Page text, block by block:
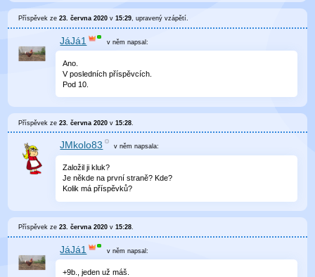
Příspěvek ze23. června 2020 v15:29, upravenývzápětí.
JáJá1 v něm napsal:
Ano.
V posledních příspěvcích.
Pod 10.
Příspěvek ze23. června 2020 v15:28
JMkolo83 v němnapsala:
Založil ji kluk?
Je někde na první straně? Kde?
Kolik má příspěvků?
Příspěvek ze23. června 2020 v15:28.
JáJá1 v něm napsal:
+9b., jeden už máš.